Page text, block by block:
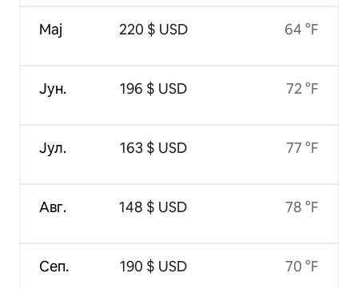
Мај
Јун.
Јул.
Авг.
Сеп.
220 $ USD
196 $ USD
163 $ USD
148 $ USD
190 $ USD
64 °F
72 °F
77 °F
78 °F
70 °F